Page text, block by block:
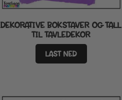
DEKORATIVE BOKSTAVER OG TALL
TIL TAVLEDEKOR
LAST NED